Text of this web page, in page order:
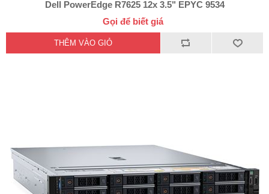
Dell PowerEdge R7625 12x 3.5" EPYC 9534
Gọi để biết giá